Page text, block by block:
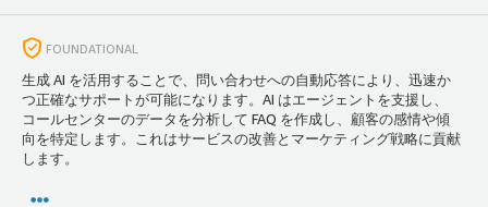
FOUNDATIONAL
生成 AI を活用することで、問い合わせへの自動応答により、迅速か
つ正確なサポートが可能になります。AI はエージェントを支援し、
コールセンターのデータを分析して FAQ を作成し、顧客の感情や傾
向を特定します。これはサービスの改善とマーケティング戦略に貢献
します。